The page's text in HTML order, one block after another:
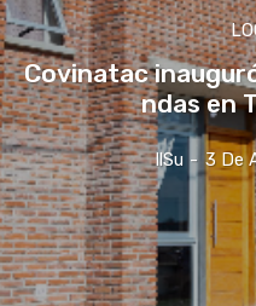
Covinatac
ndas en
IlSu - 3 De